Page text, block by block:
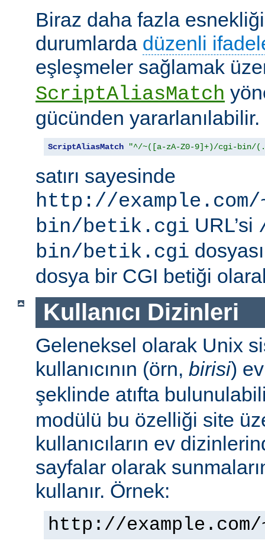
Biraz daha fazla
durumlarda düzenli
eşleşmeler sağlamak
ScriptAliasMatch
gücünden
ScriptAliasMatch "^/~([a-zA-Z0-9]+)/cgi-bin/
satırı sayesinde
http://
bin/betik.cgi URL’si
bin/betik.cgi
dosya bir CGI betiği olarak
Kullanıcı Dizinleri
Geleneksel olarak Unix
kullanıcının (örn, birisi)
şeklinde atıfta
modülü bu özelliği site
kullanıcıların ev
sayfalar olarak
kullanır. Örnek:
http://